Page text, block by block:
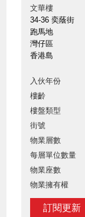
文華樓
34-36 奕蔭街
跑馬地
灣仔區
香港島
入伙年份
樓齡
樓盤類型
街號
物業層數
每層單位數量
物業座數
物業擁有權
訂閱更新